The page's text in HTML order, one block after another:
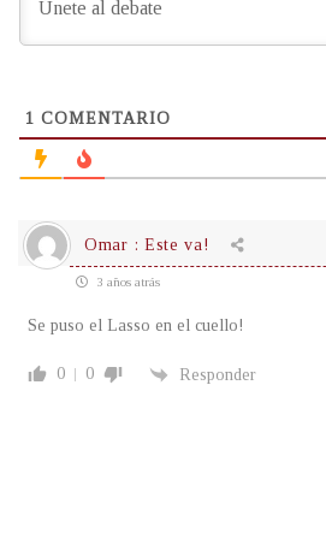
1 COMENTARIO
Omar : Este va!
3 años atrás
Se puso el Lasso en el cuello!
0 0 Responder